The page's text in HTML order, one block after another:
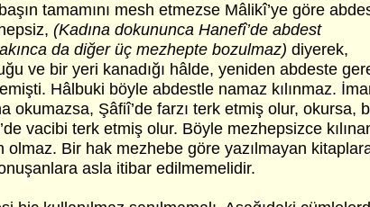
tamamını mesh etmezse Mâlikî’ye göre
(Kadına dokununca Hanefî’de abdest
da diğer üç mezhepte bozulmaz) diyerek,
ve bir yeri kanadığı hâlde, yeniden abdeste
Hâlbuki böyle abdestle namaz kılınmaz.
okumazsa, Şâfiî’de farzı terk etmiş olur, okursa,
vacibi terk etmiş olur. Böyle mezhepsizce
olmaz. Bir hak mezhebe göre yazılmayan
asla itibar edilmemelidir.